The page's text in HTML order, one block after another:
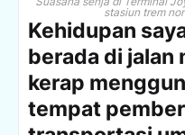
stasiun trem
Kehidupan
berada di jalan
kerap
tempat